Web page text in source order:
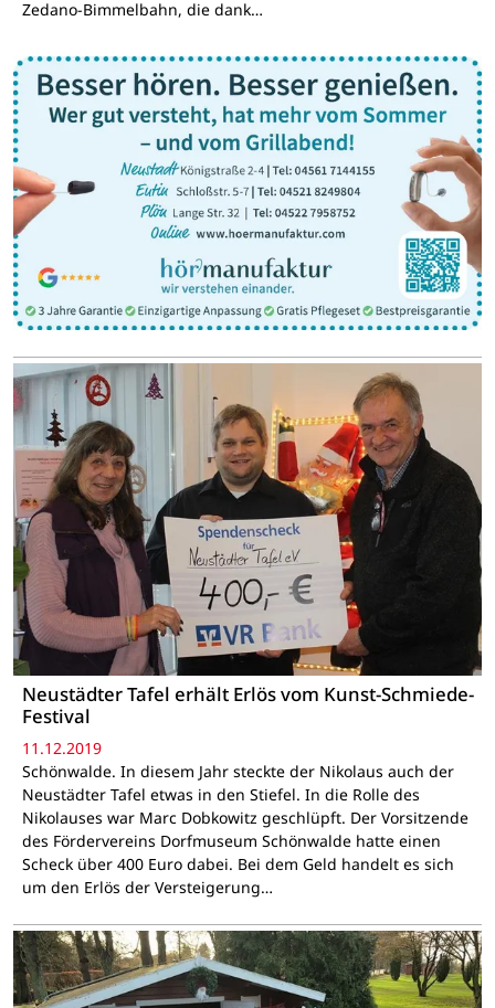
Zedano-Bimmelbahn, die dank…
Neustädter Tafel erhält Erlös vom Kunst-Schmiede-
Festival
11.12.2019
Schönwalde. In diesem Jahr steckte der Nikolaus auch der
Neustädter Tafel etwas in den Stiefel. In die Rolle des
Nikolauses war Marc Dobkowitz geschlüpft. Der Vorsitzende
des Fördervereins Dorfmuseum Schönwalde hatte einen
Scheck über 400 Euro dabei. Bei dem Geld handelt es sich
um den Erlös der Versteigerung…